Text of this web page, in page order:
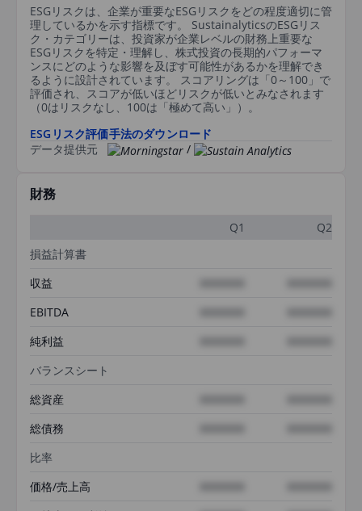
ESGリスクは、企業が重要なESGリスクをどの程度適切に管
理しているかを示す指標です。 SustainalyticsのESGリス
ク・カテゴリーは、投資家が企業レベルの財務上重要な
ESGリスクを特定・理解し、株式投資の長期的パフォーマ
ンスにどのような影響を及ぼす可能性があるかを理解でき
るように設計されています。 スコアリングは「0～100」で
評価され、スコアが低いほどリスクが低いとみなされます
（0はリスクなし、100は「極めて高い」）。
ESGリスク評価手法のダウンロード
データ提供元
/
財務
Q1
Q2
損益計算書
収益
EBITDA
純利益
バランスシート
総資産
総債務
比率
価格/売上高